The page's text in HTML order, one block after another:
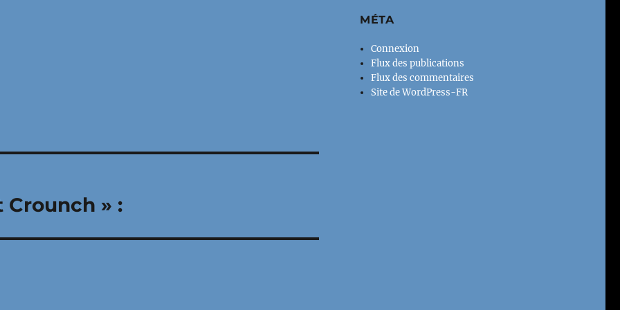
» :
MÉTA
Connexion
Flux des publications
Flux des commentaires
Site de WordPress-FR